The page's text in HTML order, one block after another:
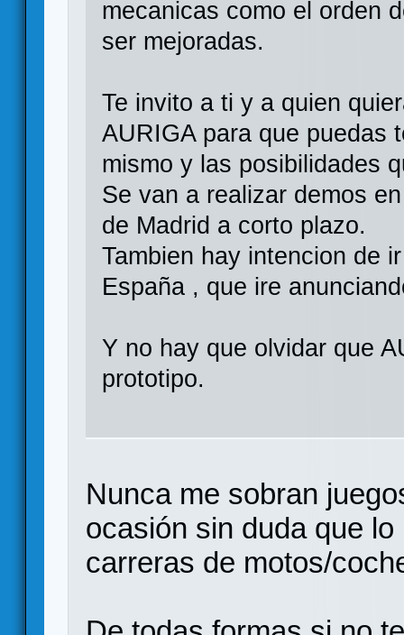
mecanicas como el orden
ser mejoradas.
Te invito a ti y a quien
AURIGA para que puedas
mismo y las posibilidades
Se van a realizar demos
de Madrid a corto plazo.
Tambien hay intencion de
España , que ire
Y no hay que olvidar que
prototipo.
Nunca me sobran
ocasión sin duda que
carreras de motos/